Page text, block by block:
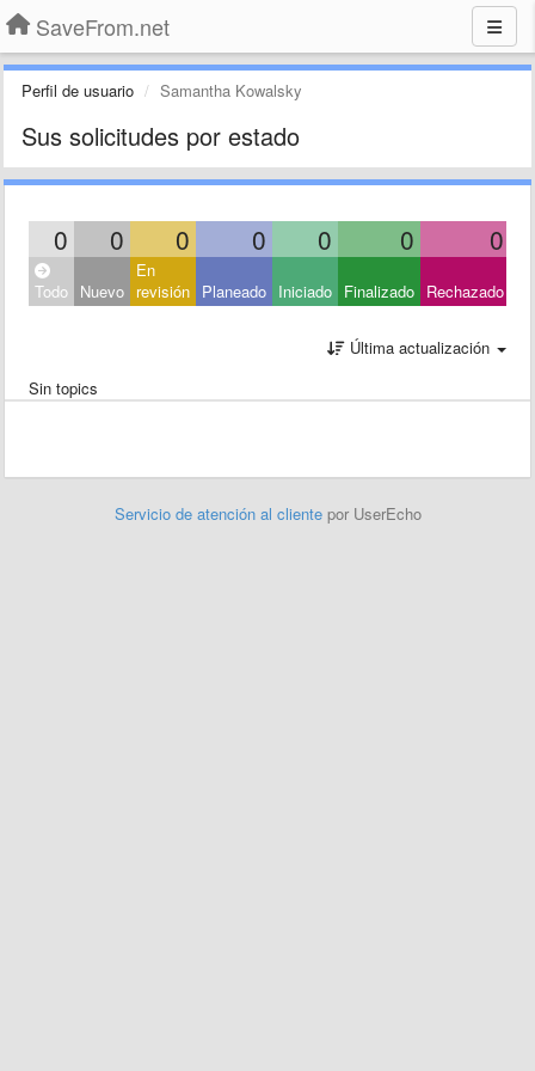
SaveFrom.net
Perfil de usuario Samantha Kowalsky
Sus solicitudes por estado
0 0 0 0 0 0 0
Todo Nuevo
En
revisión Planeado Iniciado Finalizado Rechazado
Última actualización
Sin topics
Servicio de atención al cliente por UserEcho